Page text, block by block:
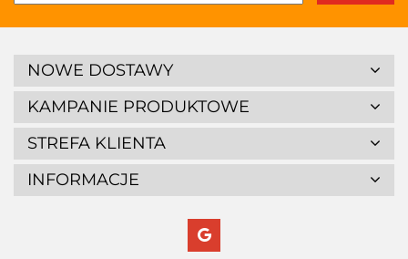
NOWE DOSTAWY
KAMPANIE PRODUKTOWE
STREFA KLIENTA
INFORMACJE